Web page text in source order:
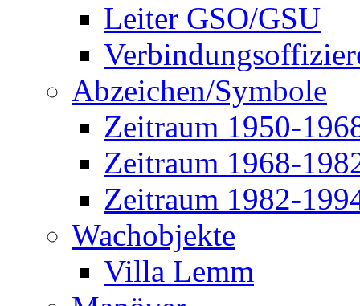
Leiter GSO/GSU
Abzeichen/Symbole
Zeitraum 1950-
Zeitraum 1968-
Zeitraum 1982-
Wachobjekte
Villa Lemm